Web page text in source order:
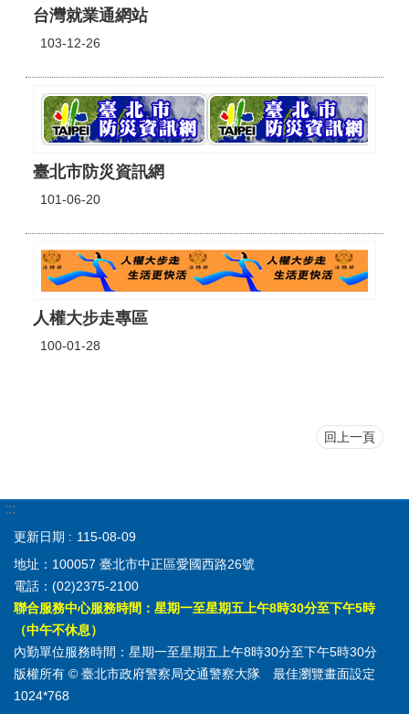
台灣就業通網站
103-12-26
臺北市防災資訊網
101-06-20
人權大步走專區
100-01-28
回上一頁
:::
更新日期
115-08-09
地址：100057 臺北市中正區愛國西路26號
電話：(02)2375-2100
聯合服務中心服務時間：星期一至星期五上午8時30分至下午5時
（中午不休息）
內勤單位服務時間：星期一至星期五上午8時30分至下午5時30分
版權所有 © 臺北市政府警察局交通警察大隊 最佳瀏覽畫面設定
1024*768